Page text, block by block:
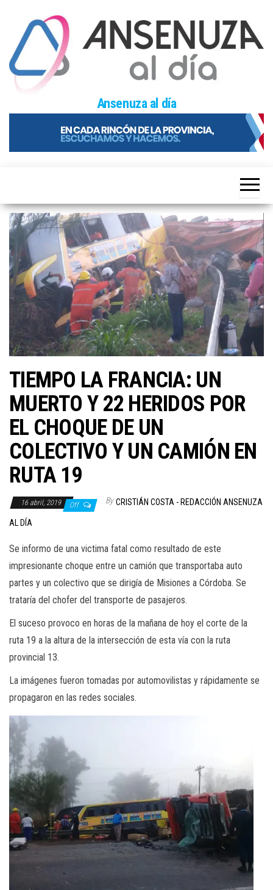
content
Ansenuza al día
TIEMPO LA FRANCIA: UN
MUERTO Y 22 HERIDOS POR
EL CHOQUE DE UN
COLECTIVO Y UN CAMIÓN EN
RUTA 19
16 abril, 2019 Off By CRISTIÁN COSTA - REDACCIÓN ANSENUZA
AL DÍA
Se informo de una victima fatal como resultado de este
impresionante choque entre un camión que transportaba auto
partes y un colectivo que se dirigía de Misiones a Córdoba. Se
trataría del chofer del transporte de pasajeros.
El suceso provoco en horas de la mañana de hoy el corte de la
ruta 19 a la altura de la intersección de esta vía con la ruta
provincial 13.
La imágenes fueron tomadas por automovilistas y rápidamente se
propagaron en las redes sociales.